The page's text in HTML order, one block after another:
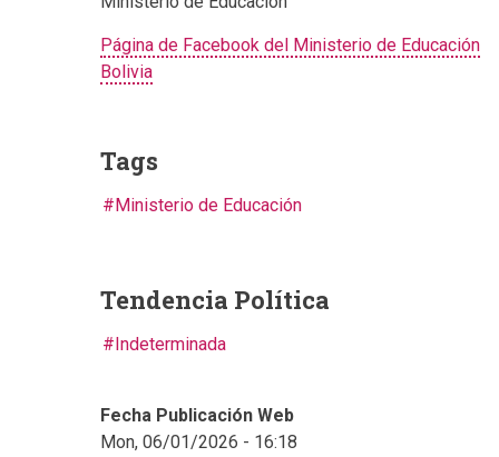
Página de Facebook del Ministerio de Educación
Bolivia
Tags
Ministerio de Educación
Tendencia Política
Indeterminada
Fecha Publicación Web
Mon, 06/01/2026 - 16:18